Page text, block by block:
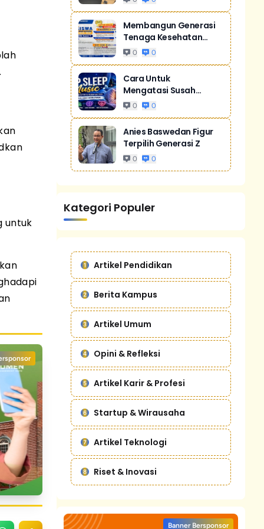
untuk
Membangun Generasi
Tenaga Kesehatan
Unggul Dan Men...
0 0
Cara Untuk
Mengatasi Susah
Tidur Akibat Stres
0 0
Anies Baswedan Figur
Terpilih Generasi Z
0 0
Kategori Populer
Artikel Pendidikan
Berita Kampus
Artikel Umum
Opini & Refleksi
Artikel Karir & Profesi
Startup & Wirausaha
Artikel Teknologi
Riset & Inovasi
Banner Bersponsor